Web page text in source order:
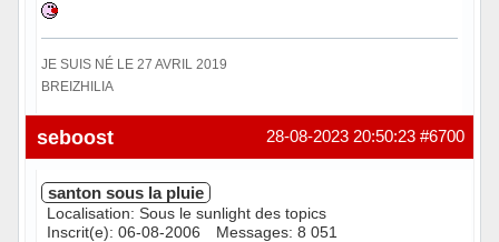
JE SUIS NÉ LE 27 AVRIL 2019
BREIZHILIA
Hors ligne #6700
28-08-2023 20:50:23
seboost
santon sous la pluie
Localisation: Sous le sunlight des topics
Inscrit(e): 06-08-2006
Messages: 8 051